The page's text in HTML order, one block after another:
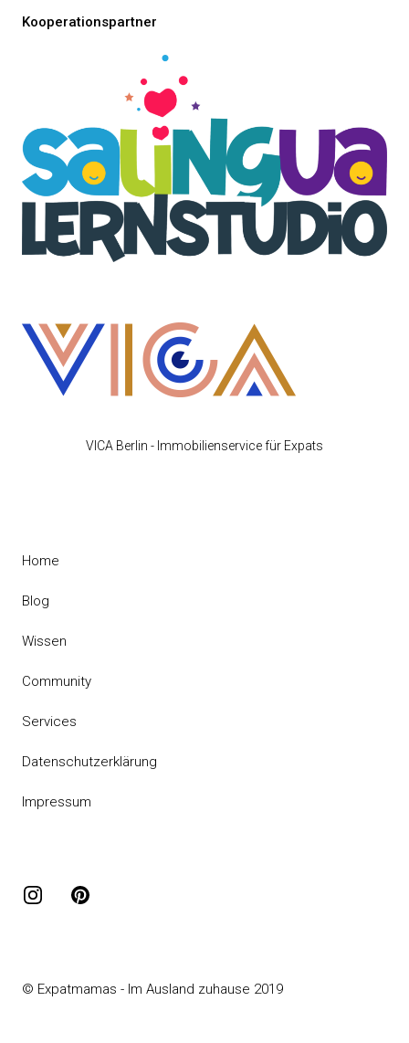
Kooperationspartner
VICA Berlin - Immobilienservice für Expats
Home
Blog
Wissen
Community
Services
Datenschutzerklärung
Impressum
InstagramPinterest
© Expatmamas - Im Ausland zuhause 2019